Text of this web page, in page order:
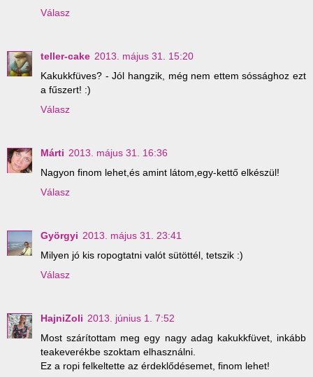
Válasz
teller-cake 2013. május 31. 15:20
Kakukkfüves? - Jól hangzik, még nem ettem sóssághoz ezt
a fűszert! :)
Válasz
Márti 2013. május 31. 16:36
Nagyon finom lehet,és amint látom,egy-kettő elkészül!
Válasz
Györgyi 2013. május 31. 23:41
Milyen jó kis ropogtatni valót sütöttél, tetszik :)
Válasz
HajniZoli 2013. június 1. 7:52
Most szárítottam meg egy nagy adag kakukkfüvet, inkább
teakeverékbe szoktam elhasználni.
Ez a ropi felkeltette az érdeklődésemet, finom lehet!